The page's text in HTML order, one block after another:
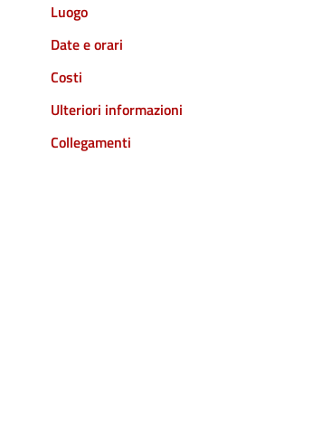
Luogo
Date e orari
Costi
Ulteriori informazioni
Collegamenti